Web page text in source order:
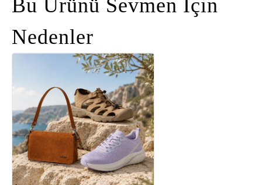
Bu Ürünü Sevmen İçin
Nedenler